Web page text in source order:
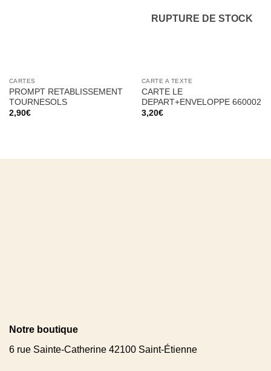
CARTES
PROMPT RETABLISSEMENT
TOURNESOLS
2,90€
RUPTURE DE STOCK
CARTE A TEXTE
CARTE LE
DEPART+ENVELOPPE 660002
3,20€
Notre boutique
6 rue Sainte-Catherine 42100 Saint-Étienne